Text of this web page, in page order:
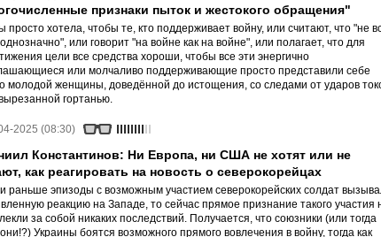
признаки пыток и жестокого обращения"
просто хотела, чтобы те, кто поддерживает войну, или считают, что "не
или говорит "на войне как на войне", или полагает, что для
цели все средства хороши, чтобы все эти энергично
или молчаливо поддерживающие просто представили себе
молодой женщины, доведённой до истощения, со следами от ударов
гортанью.
2025 (08:30)
Константинов: Ни Европа, ни США не хотят или не
как реагировать на новость о северокорейцах
раньше эпизоды с возможным участием северокорейских солдат
реакцию на Западе, то сейчас прямое признание такого участия
за собой никаких последствий. Получается, что союзники (или тогда
Украины боятся возможного прямого вовлечения в войну, тогда как